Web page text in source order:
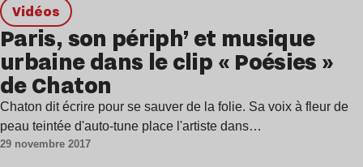
Vidéos
Paris, son périph’ et musique
urbaine dans le clip « Poésies »
de Chaton
Chaton dit écrire pour se sauver de la folie. Sa voix à fleur de
peau teintée d'auto-tune place l'artiste dans…
29 novembre 2017